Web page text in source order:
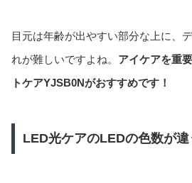
目元は年齢が出やすい部分な上に、
れが難しいですよね。 アイケアを重
トケアYJSB0Nがおすすめです！
LED光ケアのLEDの色数が違